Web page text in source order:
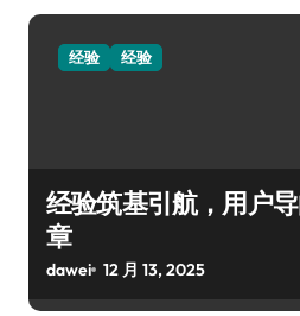
经验 经验
经验筑基引航，用户
章
dawei 12 月 13, 2025